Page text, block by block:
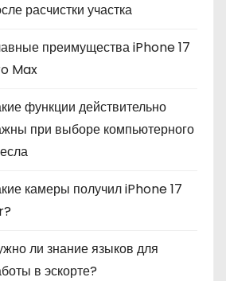
расчистки участка
преимущества iPhone 17
Max
функции действительно
при выборе компьютерного
камеры получил iPhone 17
ли знание языков для
в эскорте?